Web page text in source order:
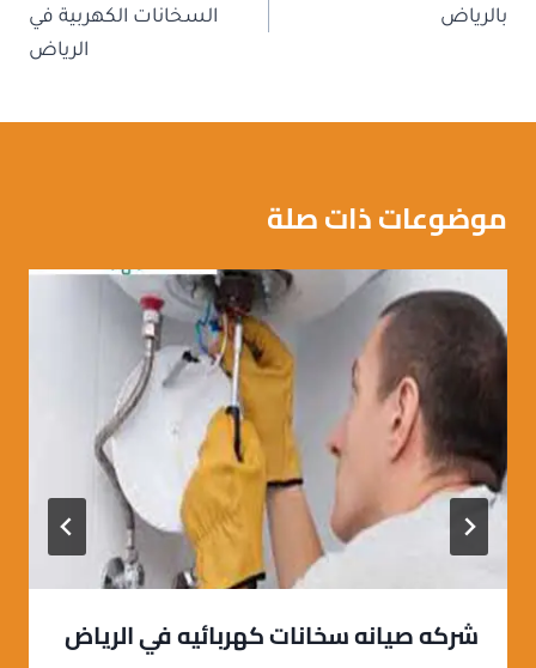
بالرياض
السخانات الكهربية في
الرياض
موضوعات ذات صلة
شركه صيانه سخانات كهربائيه في الرياض